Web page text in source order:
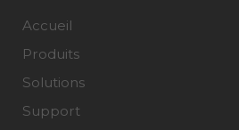
Accueil
Produits
Solutions
Support